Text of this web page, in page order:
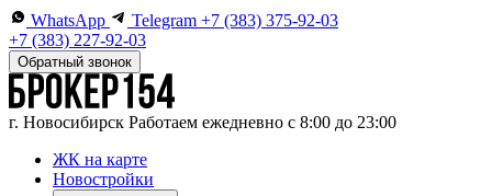
WhatsApp Telegram +7 (383) 375-92-03
+7 (383) 227-92-03
Обратный звонок
г. Новосибирск Работаем ежедневно с 8:00 до 23:00
ЖК на карте
Новостройки